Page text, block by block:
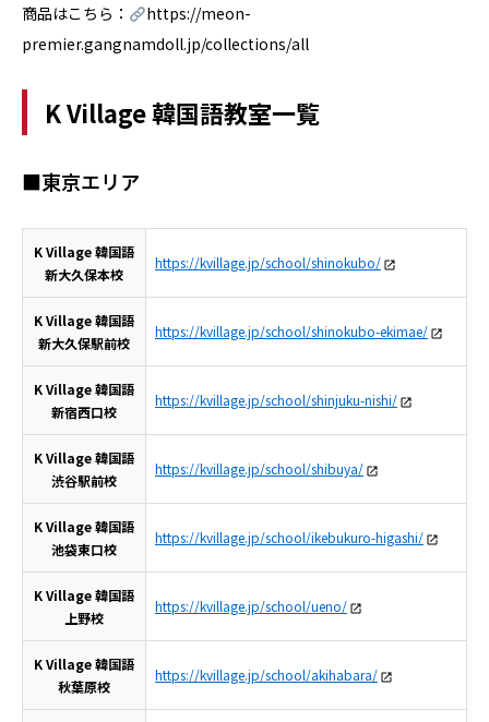
商品はこちら：
https://meon-
premier.gangnamdoll.jp/collections/all
K Village 韓国語教室一覧
■東京エリア
K Village 韓国語
新大久保本校
https://kvillage.jp/school/shinokubo/
K Village 韓国語
新大久保駅前校
https://kvillage.jp/school/shinokubo-ekimae/
K Village 韓国語
新宿西口校
https://kvillage.jp/school/shinjuku-nishi/
K Village 韓国語
渋谷駅前校
https://kvillage.jp/school/shibuya/
K Village 韓国語
池袋東口校
https://kvillage.jp/school/ikebukuro-higashi/
K Village 韓国語
上野校
https://kvillage.jp/school/ueno/
K Village 韓国語
秋葉原校
https://kvillage.jp/school/akihabara/